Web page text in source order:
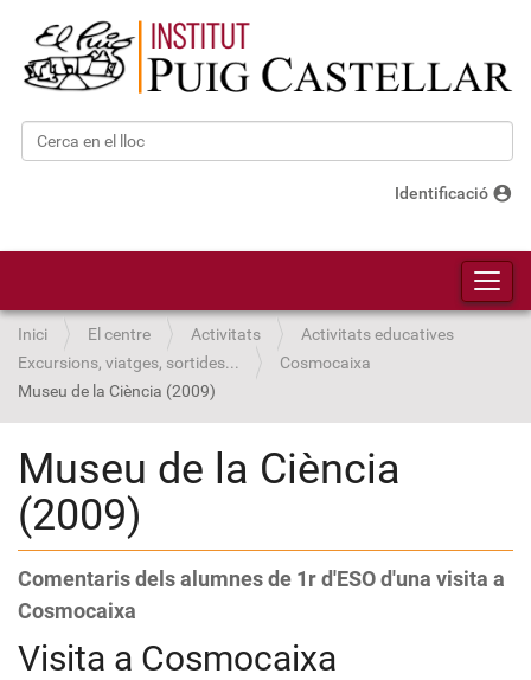
Cerca
Identificació account_circle
Inici El centre Activitats
Activitats educatives
Excursions, viatges, sortides...
Cosmocaixa
Museu de la Ciència (2009)
Museu de la Ciència
(2009)
Comentaris dels alumnes de 1r d'ESO d'una visita a
Cosmocaixa
Visita a Cosmocaixa